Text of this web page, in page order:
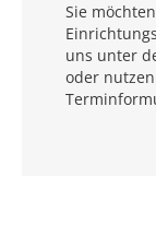
Sie
uns unter
oder